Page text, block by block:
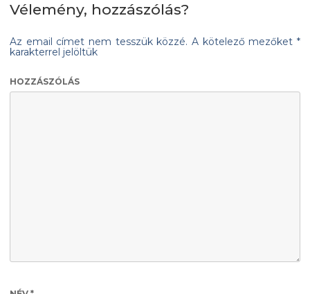
Vélemény, hozzászólás?
Az email címet nem tesszük közzé. A kötelező mezőket*
karakterrel jelöltük
HOZZÁSZÓLÁS